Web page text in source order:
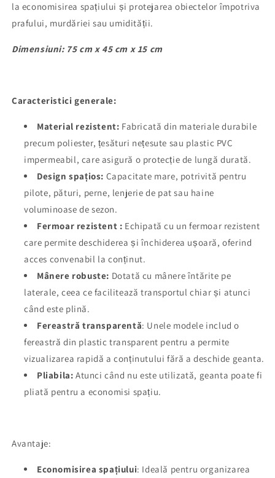
la economisirea spațiului și protejarea obiectelor împotriva
prafului, murdăriei sau umidității.
Dimensiuni: 75 cm x 45 cm x 15 cm
Caracteristici generale:
Material rezistent: Fabricată din materiale durabile
precum poliester, țesături nețesute sau plastic PVC
impermeabil, care asigură o protecție de lungă durată.
Design spațios: Capacitate mare, potrivită pentru
pilote, pături, perne, lenjerie de pat sau haine
voluminoase de sezon.
Fermoar rezistent : Echipată cu un fermoar rezistent
care permite deschiderea și închiderea ușoară, oferind
acces convenabil la conținut.
Mânere robuste: Dotată cu mânere întărite pe
laterale, ceea ce facilitează transportul chiar și atunci
când este plină.
Fereastră transparentă: Unele modele includ o
fereastră din plastic transparent pentru a permite
vizualizarea rapidă a conținutului fără a deschide geanta.
Pliabila: Atunci când nu este utilizată, geanta poate fi
pliată pentru a economisi spațiu.
Avantaje:
Economisirea spațiului: Ideală pentru organizarea